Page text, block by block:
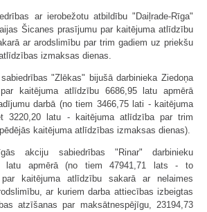
ar ierobežotu atbildību "Daiļrade-Rīga"
Šicanes prasījumu par kaitējuma atlīdzību
ar arodslimību par trim gadiem uz priekšu
izmaksas dienas.
"Zlēkas" bijušā darbinieka Ziedoņa
kaitējuma atlīdzību 6686,95 latu apmērā
darbā (no tiem 3466,75 lati - kaitējuma
3220,20 latu - kaitējuma atlīdzība par trim
kaitējuma atlīdzības izmaksas dienas).
akciju sabiedrības "Rinar" darbinieku
latu apmērā (no tiem 47941,71 lats - to
kaitējuma atlīdzību sakarā ar nelaimes
ar kuriem darba attiecības izbeigtas
atzīšanas par maksātnespējīgu, 23194,73